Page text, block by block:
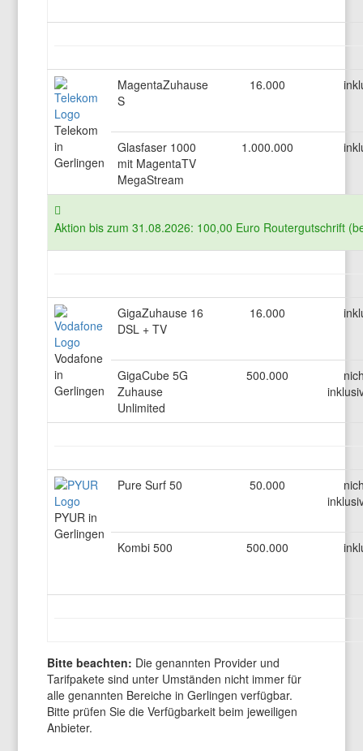
Telekom
in
Gerlingen
MagentaZuhause
S
16.000
Glasfaser 1000
mit MagentaTV
MegaStream
1.000.000
Aktion bis zum 31.08.2026: 100,00 Euro Routergutschrift
Vodafone
in
Gerlingen
GigaZuhause 16
DSL + TV
16.000
GigaCube 5G
Zuhause
Unlimited
500.000
PYUR in
Gerlingen
Pure Surf 50 50.000
Kombi 500 500.000
Bitte beachten: Die genannten Provider und
Tarifpakete sind unter Umständen nicht immer für
alle genannten Bereiche in Gerlingen verfügbar.
Bitte prüfen Sie die Verfügbarkeit beim jeweiligen
Anbieter.